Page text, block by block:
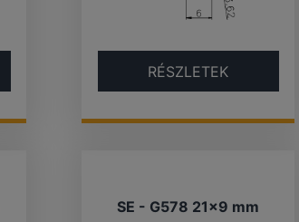
RÉSZLETEK
SE - G578 21×9 mm